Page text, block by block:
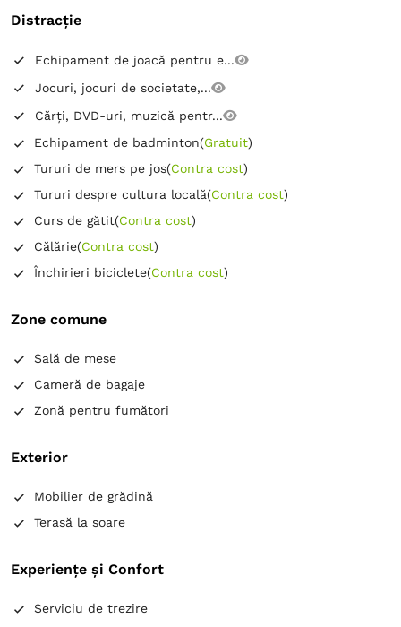
Distracție
Echipament de joacă pentru e...
Jocuri, jocuri de societate,...
Cărți, DVD-uri, muzică pentr...
Echipament de badminton(Gratuit)
Tururi de mers pe jos(Contra cost)
Tururi despre cultura locală(Contra cost)
Curs de gătit(Contra cost)
Călărie(Contra cost)
Închirieri biciclete(Contra cost)
Zone comune
Sală de mese
Cameră de bagaje
Zonă pentru fumători
Exterior
Mobilier de grădină
Terasă la soare
Experiențe și Confort
Serviciu de trezire